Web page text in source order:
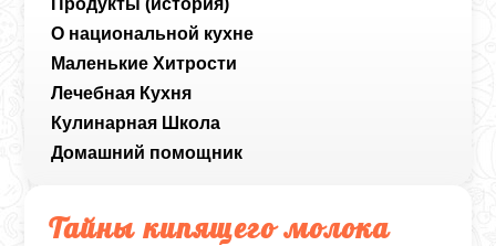
Продукты (история)
О национальной кухне
Маленькие Хитрости
Лечебная Кухня
Кулинарная Школа
Домашний помощник
Тайны кипящего молока